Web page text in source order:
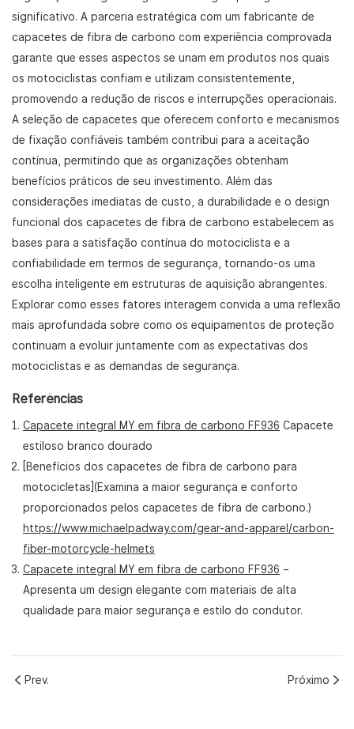
significativo. A parceria estratégica com um fabricante de
capacetes de fibra de carbono com experiência comprovada
garante que esses aspectos se unam em produtos nos quais
os motociclistas confiam e utilizam consistentemente,
promovendo a redução de riscos e interrupções operacionais.
A seleção de capacetes que oferecem conforto e mecanismos
de fixação confiáveis ​​também contribui para a aceitação
contínua, permitindo que as organizações obtenham
benefícios práticos de seu investimento. Além das
considerações imediatas de custo, a durabilidade e o design
funcional dos capacetes de fibra de carbono estabelecem as
bases para a satisfação contínua do motociclista e a
confiabilidade em termos de segurança, tornando-os uma
escolha inteligente em estruturas de aquisição abrangentes.
Explorar como esses fatores interagem convida a uma reflexão
mais aprofundada sobre como os equipamentos de proteção
continuam a evoluir juntamente com as expectativas dos
motociclistas e as demandas de segurança.
Referências
Capacete integral MY em fibra de carbono FF936 Capacete
estiloso branco dourado
[Benefícios dos capacetes de fibra de carbono para
motocicletas](Examina a maior segurança e conforto
proporcionados pelos capacetes de fibra de carbono.)
https://www.michaelpadway.com/gear-and-apparel/carbon-
fiber-motorcycle-helmets
Capacete integral MY em fibra de carbono FF936 –
Apresenta um design elegante com materiais de alta
qualidade para maior segurança e estilo do condutor.
Prev. Próximo